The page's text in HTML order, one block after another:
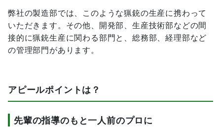
弊社の製造部では、このような猟銃の生産に携わって
いただきます。その他、開発部、生産技術部などの間
接的に猟銃生産に関わる部門と、総務部、経理部など
の管理部門があります。
アピールポイントは？
先輩の指導のもと一人前のプロに